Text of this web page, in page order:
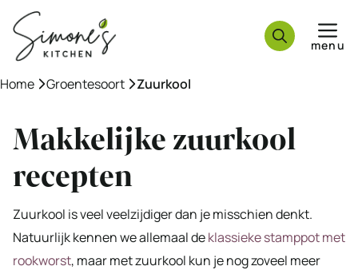
naar
inhoud
menu
Home »Groentesoort »Zuurkool
Makkelijke zuurkool
recepten
Zuurkool is veel veelzijdiger dan je misschien denkt.
Natuurlijk kennen we allemaal deklassieke stamppot met
rookworst, maar met zuurkool kun je nog zoveel meer